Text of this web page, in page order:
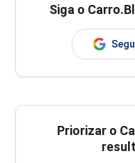
Siga o
Priorizar o